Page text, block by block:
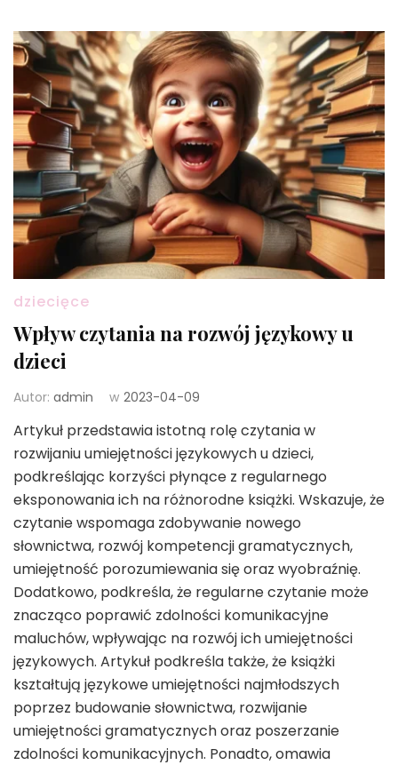
dziecięce
Wpływ czytania na rozwój językowy u
dzieci
Autor: admin w 2023-04-09
Artykuł przedstawia istotną rolę czytania w
rozwijaniu umiejętności językowych u dzieci,
podkreślając korzyści płynące z regularnego
eksponowania ich na różnorodne książki. Wskazuje, że
czytanie wspomaga zdobywanie nowego
słownictwa, rozwój kompetencji gramatycznych,
umiejętność porozumiewania się oraz wyobraźnię.
Dodatkowo, podkreśla, że regularne czytanie może
znacząco poprawić zdolności komunikacyjne
maluchów, wpływając na rozwój ich umiejętności
językowych. Artykuł podkreśla także, że książki
kształtują językowe umiejętności najmłodszych
poprzez budowanie słownictwa, rozwijanie
umiejętności gramatycznych oraz poszerzanie
zdolności komunikacyjnych. Ponadto, omawia